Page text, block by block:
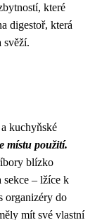
které
digestoř, která
svěží.
kuchyňské
místu použití.
blízko
– lžíce k
organizéry do
mít své vlastní